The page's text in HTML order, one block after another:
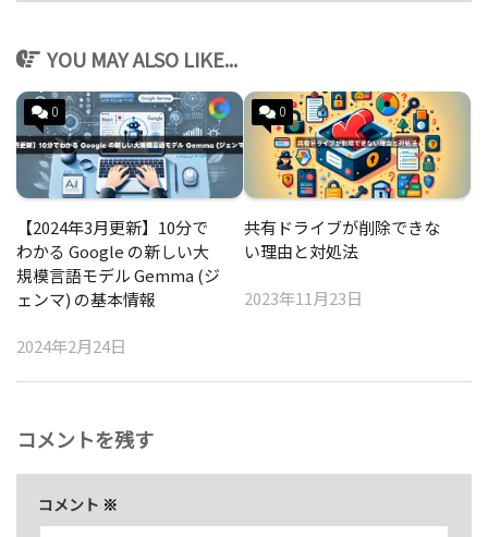
YOU MAY ALSO LIKE...
0
【2024年3月更新】10分で
わかる Google の新しい大
規模言語モデル Gemma (ジ
ェンマ) の基本情報
2024年2月24日
0
共有ドライブが削除できな
い理由と対処法
2023年11月23日
コメントを残す
コメント ※